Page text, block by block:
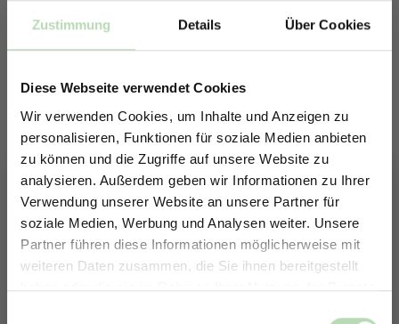
Zustimmung Details Über Cookies
Diese Webseite verwendet Cookies
Wir verwenden Cookies, um Inhalte und Anzeigen zu
personalisieren, Funktionen für soziale Medien anbieten
zu können und die Zugriffe auf unsere Website zu
analysieren. Außerdem geben wir Informationen zu Ihrer
Verwendung unserer Website an unsere Partner für
soziale Medien, Werbung und Analysen weiter. Unsere
Partner führen diese Informationen möglicherweise mit
weiteren Daten zusammen, die Sie ihnen bereitgestellt
haben oder die sie im Rahmen Ihrer Nutzung der Dienste
ERHALTE 5% RABATT AUF
DEINE RÜCKWÄNDE